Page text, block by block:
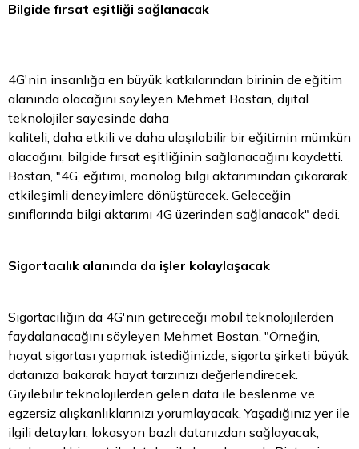
Bilgide fırsat eşitliği sağlanacak
4G'nin insanlığa en büyük katkılarından birinin de eğitim
alanında olacağını söyleyen Mehmet Bostan, dijital
teknolojiler sayesinde daha
kaliteli, daha etkili ve daha ulaşılabilir bir eğitimin mümkün
olacağını, bilgide fırsat eşitliğinin sağlanacağını kaydetti.
Bostan, "4G, eğitimi, monolog bilgi aktarımından çıkararak,
etkileşimli deneyimlere dönüştürecek. Geleceğin
sınıflarında bilgi aktarımı 4G üzerinden sağlanacak" dedi.
Sigortacılık alanında da işler kolaylaşacak
Sigortacılığın da 4G'nin getireceği mobil teknolojilerden
faydalanacağını söyleyen Mehmet Bostan, "Örneğin,
hayat sigortası yapmak istediğinizde, sigorta şirketi büyük
datanıza bakarak hayat tarzınızı değerlendirecek.
Giyilebilir teknolojilerden gelen data ile beslenme ve
egzersiz alışkanlıklarınızı yorumlayacak. Yaşadığınız yer ile
ilgili detayları, lokasyon bazlı datanızdan sağlayacak,